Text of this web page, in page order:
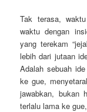
Tak terasa,
waktu dengan
yang terekam
lebih dari jutaan
Adalah sebuah
ke gue,
jawabkan, bukan
terlalu lama ke